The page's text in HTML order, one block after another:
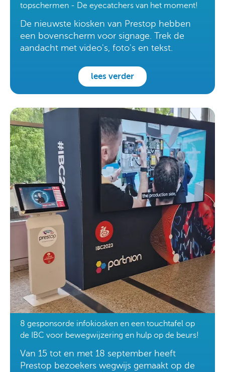
topschermen - De eyecatchers van het moment!
De nieuwste kiosken van Prestop hebben
een bovenscherm voor signage. Trek de
aandacht met video's, foto's en tekst.
lees verder
8 gesponsorde infokiosken en een touchtafel op
de IBC voor bewegwijzering en hulp op de beurs!
Van 15 tot en met 18 september heeft
Prestop bezoekers wegwijs gemaakt op de